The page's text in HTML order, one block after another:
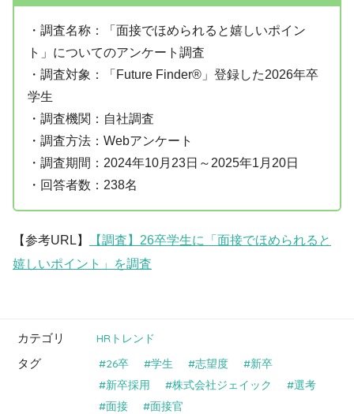
・調査名称：「面接でほめられると嬉しいポイン
ト」についてのアンケート調査
・調査対象：「Future Finder®」登録した2026年卒
学生
・調査機関：自社調査
・調査方法：Webアンケート
・調査期間：2024年10月23日～2025年1月20日
・回答者数：238名
【参考URL】
【調査】26卒学生に「面接でほめられると
嬉しいポイント」を調査
カテゴリ HRトレンド
タグ 26卒 学生 志望度
新卒
新卒採用
株式会社ジェイック
選考
面接
面接官